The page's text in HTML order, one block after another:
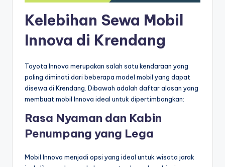
Kelebihan Sewa Mobil
Innova di Krendang
Toyota Innova merupakan salah satu kendaraan yang
paling diminati dari beberapa model mobil yang dapat
disewa di Krendang. Dibawah adalah daftar alasan yang
membuat mobil Innova ideal untuk dipertimbangkan:
Rasa Nyaman dan Kabin
Penumpang yang Lega
Mobil Innova menjadi opsi yang ideal untuk wisata jarak